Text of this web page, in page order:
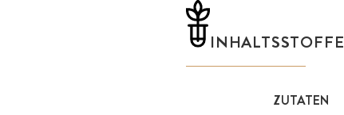
INHALTSSTOFFE
ZUTATEN